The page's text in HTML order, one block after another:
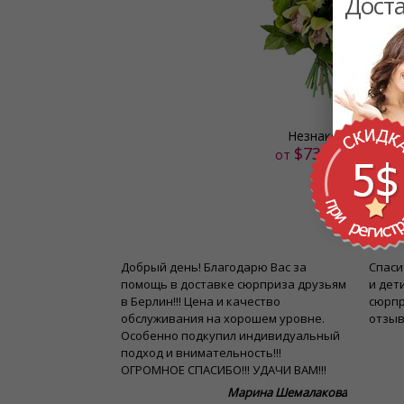
Незнакомка
от $73.00 US
Добрый день! Благодарю Вас за
помощь в доставке сюрприза друзьям
в Берлин!!! Цена и качество
обслуживания на хорошем уровне.
Особенно подкупил индивидуальный
подход и внимательность!!!
ОГРОМНОЕ СПАСИБО!!! УДАЧИ ВАМ!!!
Марина Шемалакова
и